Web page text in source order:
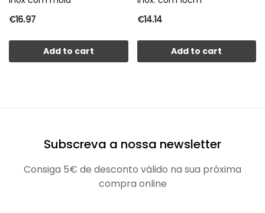
€16.97
Add to cart
€14.14
Add to cart
Subscreva a nossa newsletter
Consiga 5€ de desconto válido na sua próxima
compra online